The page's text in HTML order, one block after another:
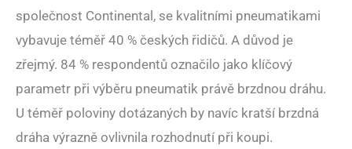
společnost Continental, se kvalitními pneumatikami
vybavuje téměř 40 % českých řidičů. A důvod je
zřejmý. 84 % respondentů označilo jako klíčový
parametr při výběru pneumatik právě brzdnou dráhu.
U téměř poloviny dotázaných by navíc kratší brzdná
dráha výrazně ovlivnila rozhodnutí při koupi.